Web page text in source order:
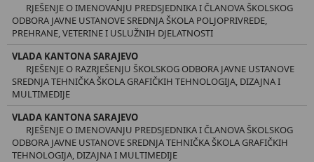
RJEŠENJE O IMENOVANJU PREDSJEDNIKA I ČLANOVA ŠKOLSKOG
ODBORA JAVNE USTANOVE SREDNJA ŠKOLA POLJOPRIVREDE,
PREHRANE, VETERINE I USLUŽNIH DJELATNOSTI
VLADA KANTONA SARAJEVO
RJEŠENJE O RAZRJEŠENJU ŠKOLSKOG ODBORA JAVNE USTANOVE
SREDNJA TEHNIČKA ŠKOLA GRAFIČKIH TEHNOLOGIJA, DIZAJNA I
MULTIMEDIJE
VLADA KANTONA SARAJEVO
RJEŠENJE O IMENOVANJU PREDSJEDNIKA I ČLANOVA ŠKOLSKOG
ODBORA JAVNE USTANOVE SREDNJA TEHNIČKA ŠKOLA GRAFIČKIH
TEHNOLOGIJA, DIZAJNA I MULTIMEDIJE